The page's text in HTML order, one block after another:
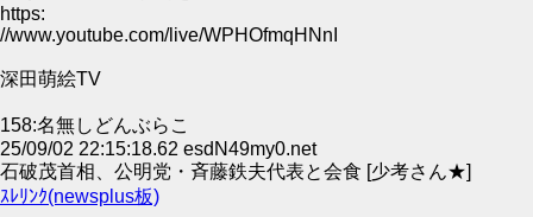
https:
//www.youtube.com/live/WPHOfmqHNnI
深田萌絵TV
158:名無しどんぶらこ
25/09/02 22:15:18.62 esdN49my0.net
石破茂首相、公明党・斉藤鉄夫代表と会食 [少考さん★]
ｽﾚﾘﾝｸ(newsplus板)